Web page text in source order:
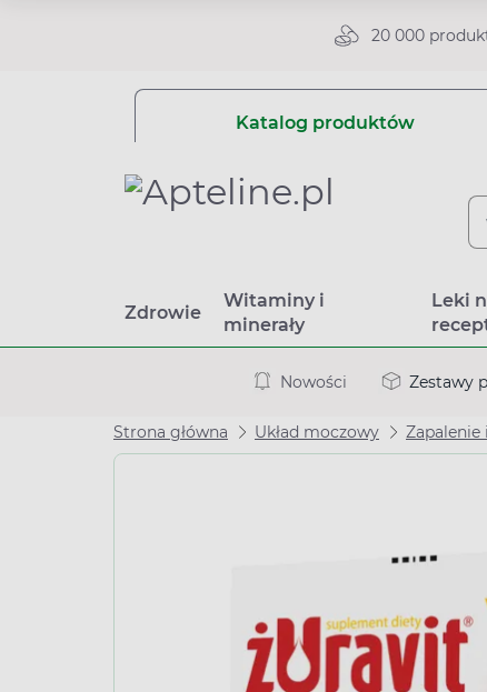
20 000
Katalog produktów
Zdrowie
Witaminy i
minerały
Leki
Nowości Zestawy
Strona główna Układ moczowy